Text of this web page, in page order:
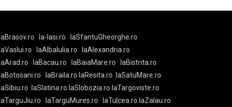
laBrasov.ro la-Iasi.ro
laSfantuGheorghe.ro
laVaslui.ro
laAlbaIulia.ro
laAlexandria.ro
laArad.ro
laBacau.ro laBaiaMare.ro
laBistrita.ro
laBotosani.ro
laBraila.ro laResita.ro
laSatuMare.ro
laSibiu.ro
laSlatina.ro laSlobozia.ro laTargoviste.ro
laTarguJiu.ro
laTarguMures.ro laTulcea.ro laZalau.ro